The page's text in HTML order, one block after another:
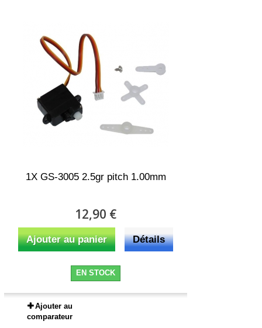
1X GS-3005 2.5gr pitch 1.00mm
12,90 €
Ajouter au panier Détails
EN STOCK
Ajouter au
comparateur